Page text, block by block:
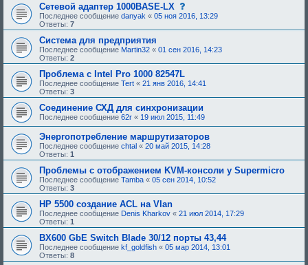
,
т
р
у
щ
е
е
о
б
р
е
н
я
:
Сетевой адаптер 1000BASE-LX
о
о
б
е
н
и
,
т
р
б
у
ю
щ
о
д
о
р
н
я
:
Последнее сообщение danyak « 05 ноя 2016, 13:29
Ответы: 7
Система для предприятия
Последнее сообщение Martin32 « 01 сен 2016, 14:23
Ответы: 2
Проблема с Intel Pro 1000 82547L
Последнее сообщение Tert « 21 янв 2016, 14:41
Ответы: 3
Соединение СХД для синхронизации
Последнее сообщение 62r « 19 июл 2015, 11:49
Энергопотребление маршрутизаторов
Последнее сообщение chtal « 20 май 2015, 14:28
Ответы: 1
Проблемы с отображением KVM-консоли у Supermicro
Последнее сообщение Tamba « 05 сен 2014, 10:52
Ответы: 3
HP 5500 создание ACL на Vlan
Последнее сообщение Denis Kharkov « 21 июл 2014, 17:29
Ответы: 1
BX600 GbE Switch Blade 30/12 порты 43,44
Последнее сообщение kf_goldfish « 05 мар 2014, 13:01
Ответы: 8